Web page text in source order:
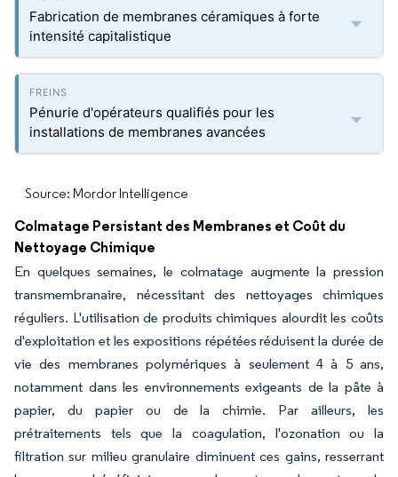
Fabrication de membranes céramiques à forte
intensité capitalistique
Pénurie d'opérateurs qualifiés pour les
installations de membranes avancées
Source: Mordor Intelligence
Colmatage Persistant des Membranes et Coût du
Nettoyage Chimique
En quelques semaines, le colmatage augmente la pression
transmembranaire, nécessitant des nettoyages chimiques
réguliers. L'utilisation de produits chimiques alourdit les coûts
d'exploitation et les expositions répétées réduisent la durée de
vie des membranes polymériques à seulement 4 à 5 ans,
notamment dans les environnements exigeants de la pâte à
papier, du papier ou de la chimie. Par ailleurs, les
prétraitements tels que la coagulation, l'ozonation ou la
filtration sur milieu granulaire diminuent ces gains, resserrant